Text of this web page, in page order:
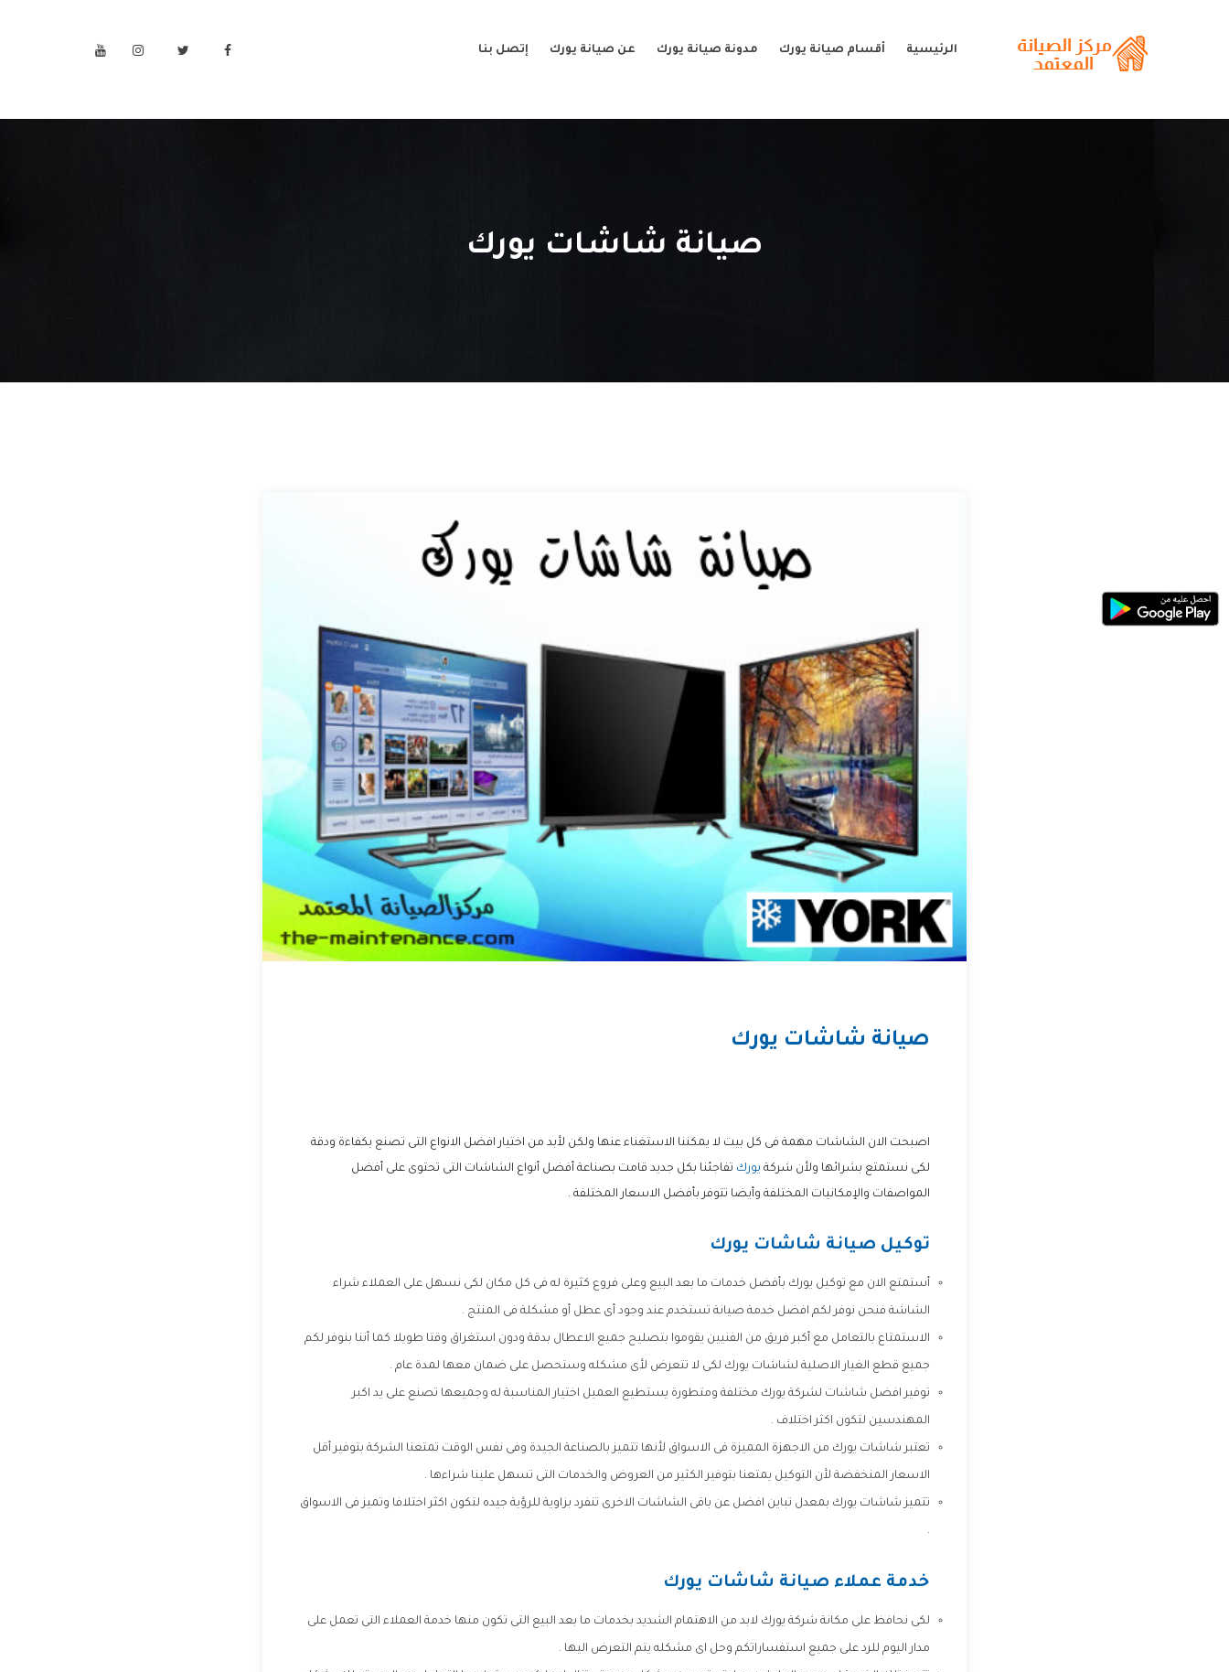
الرئيسية أقسام صيانة يورك مدونة صيانة يورك عن صيانة يورك إتصل بنا
صيانة شاشات يورك
صيانة شاشات يورك
اصبحت الان الشاشات مهمة فى كل بيت لا يمكننا الاستغناء عنها ولكن لأبد من اختيار افضل الانواع التى تصنع بكفاءة ودقة
لكى نستمتع بشرائها ولأن شركة يورك تفاجئنا بكل جديد قامت بصناعة أفضل أنواع الشاشات التى تحتوى على أفضل
المواصفات والإمكانيات المختلفة وأيضا تتوفر بأفضل الاسعار المختلفة .
توكيل صيانة شاشات يورك
أستمتع الان مع توكيل يورك بأفضل خدمات ما بعد البيع وعلى فروع كثيرة له فى كل مكان لكى نسهل على العملاء شراء
الشاشة فنحن نوفر لكم افضل خدمة صيانة تستخدم عند وجود أى عطل أو مشكلة فى المنتج .
الاستمتاع بالتعامل مع أكبر فريق من الفنيين يقوموا بتصليح جميع الاعطال بدقة ودون استغراق وقتا طويلا كما أننا بنوفر لكم
جميع قطع الغيار الاصلية لشاشات يورك لكى لا تتعرض لأى مشكله وستحصل على ضمان معها لمدة عام .
توفير افضل شاشات لشركة يورك مختلفة ومتطورة يستطيع العميل اختيار المناسبة له وجميعها تصنع على يد اكبر
المهندسين لتكون اكثر اختلاف .
تعتبر شاشات يورك من الاجهزة المميزة فى الاسواق لأنها تتميز بالصناعة الجيدة وفى نفس الوقت تمتعنا الشركة بتوفير أقل
الاسعار المنخفضة لأن التوكيل يمتعنا بتوفير الكثير من العروض والخدمات التى تسهل علينا شراءها .
تتميز شاشات يورك بمعدل تباين افضل عن باقى الشاشات الاخرى تنفرد بزاوية للرؤية جيده لتكون اكثر اختلافا وتميز فى الاسواق
.
خدمة عملاء صيانة شاشات يورك
لكى نحافظ على مكانة شركة يورك لابد من الاهتمام الشديد بخدمات ما بعد البيع التى تكون منها خدمة العملاء التى تعمل على
مدار اليوم للرد على جميع استفساراتكم وحل اى مشكله يتم التعرض اليها .